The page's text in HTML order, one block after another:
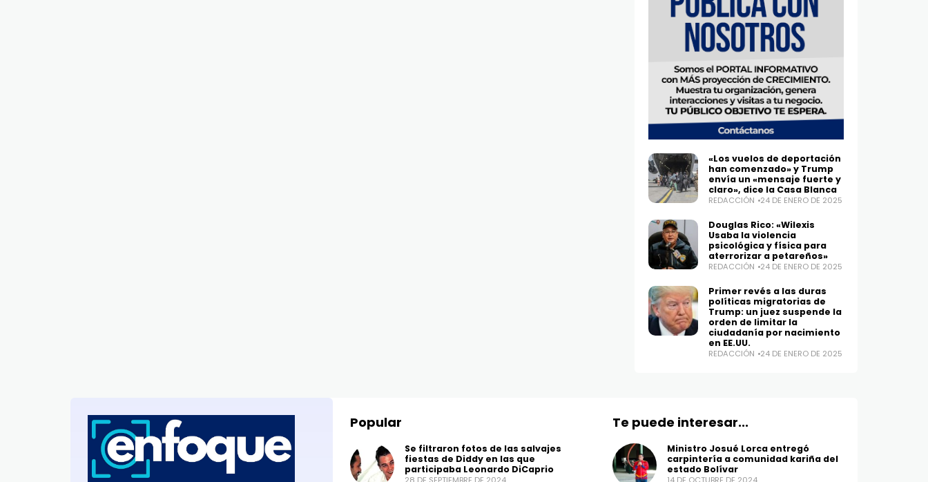
«Los vuelos de deportación
han comenzado» y Trump
envía un «mensaje fuerte y
claro», dice la Casa Blanca
REDACCIÓN 24 DE ENERO DE 2025
Douglas Rico: «Wilexis
Usaba la violencia
psicológica y física para
aterrorizar a petareños»
REDACCIÓN 24 DE ENERO DE 2025
Primer revés a las duras
políticas migratorias de
Trump: un juez suspende la
orden de limitar la
ciudadanía por nacimiento
en EE.UU.
REDACCIÓN 24 DE ENERO DE 2025
Popular
Se filtraron fotos de las salvajes
fiestas de Diddy en las que
participaba Leonardo DiCaprio
Te puede interesar...
Ministro Josué Lorca entregó
carpintería a comunidad kariña del
estado Bolívar